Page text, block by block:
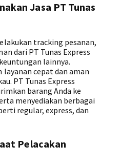
Jasa PT Tunas
tracking pesanan,
dari PT Tunas Express
lainnya.
layanan cepat dan aman
PT Tunas Express
barang Anda ke
menyediakan berbagai
regular, express, dan
Pelacakan